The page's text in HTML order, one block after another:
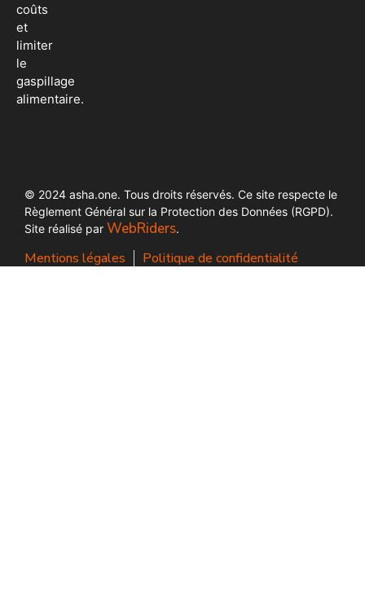
coûts
et
limiter
le
gaspillage
alimentaire.
© 2024 asha.one. Tous droits réservés. Ce site respecte le
Règlement Général sur la Protection des Données (RGPD).
Site réalisé par WebRiders.
Mentions légales Politique de confidentialité